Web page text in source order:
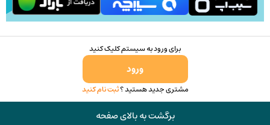
برای ورود به سیستم کلیک کنید
ورود
مشتری جدید هستید ؟ثبت نام کنید
برگشت به بالای صفحه